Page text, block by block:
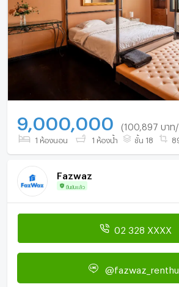
9,000,000 (100,897 บาท
1 ห้องนอน 1 ห้องน้ำ ชั้น 18
Fazwaz
ยืนยันแล้ว
02 328 XXXX